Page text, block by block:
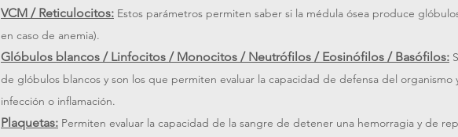
VCM / Reticulocitos: Estos parámetros permiten saber si la médula ósea produce
en caso de anemia).
Glóbulos blancos / Linfocitos / Monocitos / Neutrófilos / Eosinófilos / Basófilos:
de glóbulos blancos y son los que permiten evaluar la capacidad de defensa del organismo
infección o inflamación.
Plaquetas: Permiten evaluar la capacidad de la sangre de detener una hemorragia y de